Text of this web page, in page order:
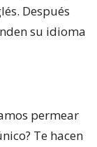
Después
su idioma
permear
Te hacen